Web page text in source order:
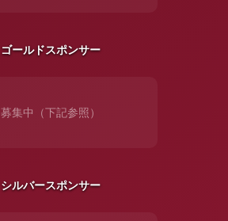
ゴールドスポンサー
募集中（下記参照）
シルバースポンサー